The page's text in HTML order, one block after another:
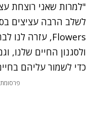
"למרות שאני רוצחת
לשלב הרבה עציצים
Flowers, עזרה לנו
ולסגנון החיים שלנו,
כדי לשמור עליהם
פרסומת